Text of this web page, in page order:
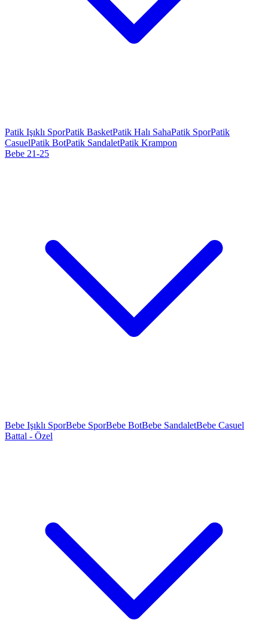
Patik Işıklı SporPatik BasketPatik Halı SahaPatik SporPatik
CasuelPatik BotPatik SandaletPatik Krampon
Bebe 21-25
Bebe Işıklı SporBebe SporBebe BotBebe SandaletBebe Casuel
Battal - Özel